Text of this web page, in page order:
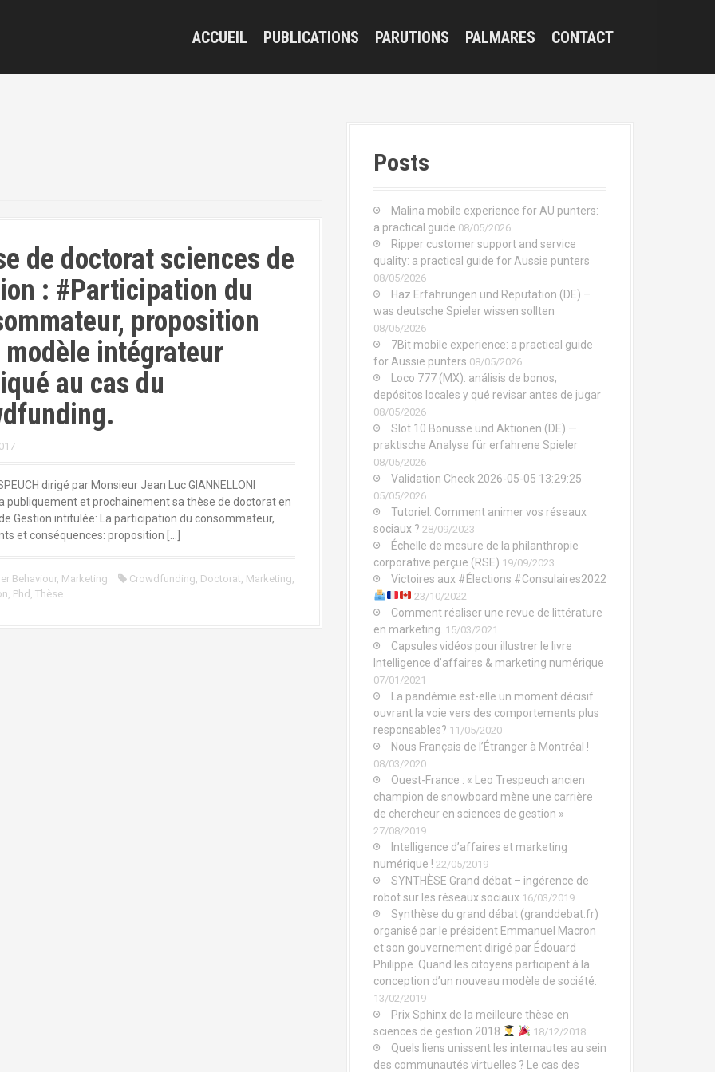
ACCUEIL PUBLICATIONS PARUTIONS PALMARES CONTACT
de doctorat sciences de
: #Participation du
proposition
modèle intégrateur
au cas du
dirigé par Monsieur Jean Luc GIANNELLONI
publiquement et prochainement sa thèse de doctorat en
Gestion intitulée: La participation du consommateur,
et conséquences: proposition […]
Behaviour, Marketing Crowdfunding, Doctorat, Marketing,
, Phd , Thèse
Posts
Malina mobile experience for AU punters:
a practical guide 08/05/2026
Ripper customer support and service
quality: a practical guide for Aussie punters
08/05/2026
Haz Erfahrungen und Reputation (DE) –
was deutsche Spieler wissen sollten
08/05/2026
7Bit mobile experience: a practical guide
for Aussie punters 08/05/2026
Loco 777 (MX): análisis de bonos,
depósitos locales y qué revisar antes de jugar
08/05/2026
Slot 10 Bonusse und Aktionen (DE) —
praktische Analyse für erfahrene Spieler
08/05/2026
Validation Check 2026-05-05 13:29:25
05/05/2026
Tutoriel: Comment animer vos réseaux
sociaux ? 28/09/2023
Échelle de mesure de la philanthropie
corporative perçue (RSE) 19/09/2023
Victoires aux #Élections #Consulaires2022
23/10/2022
Comment réaliser une revue de littérature
en marketing. 15/03/2021
Capsules vidéos pour illustrer le livre
Intelligence d’affaires & marketing numérique
07/01/2021
La pandémie est-elle un moment décisif
ouvrant la voie vers des comportements plus
responsables? 11/05/2020
Nous Français de l’Étranger à Montréal !
08/03/2020
Ouest-France : « Leo Trespeuch ancien
champion de snowboard mène une carrière
de chercheur en sciences de gestion »
27/08/2019
Intelligence d’affaires et marketing
numérique ! 22/05/2019
SYNTHÈSE Grand débat – ingérence de
robot sur les réseaux sociaux 16/03/2019
Synthèse du grand débat (granddebat.fr)
organisé par le président Emmanuel Macron
et son gouvernement dirigé par Édouard
Philippe. Quand les citoyens participent à la
conception d’un nouveau modèle de société.
13/02/2019
Prix Sphinx de la meilleure thèse en
sciences de gestion 2018
18/12/2018
Quels liens unissent les internautes au sein
des communautés virtuelles ? Le cas des